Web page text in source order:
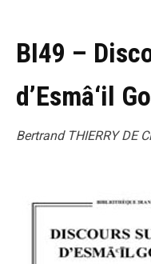
BI49 –
d’Esmâ‘il
Bertrand THIERRY DE